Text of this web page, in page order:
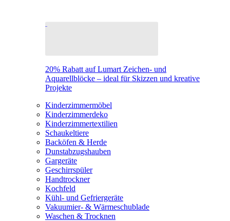
20% Rabatt auf Lumart Zeichen- und
Aquarellblöcke – ideal für Skizzen und kreative
Projekte
Kinderzimmermöbel
Kinderzimmerdeko
Kinderzimmertextilien
Schaukeltiere
Backöfen & Herde
Dunstabzugshauben
Gargeräte
Geschirrspüler
Handtrockner
Kochfeld
Kühl- und Gefriergeräte
Vakuumier- & Wärmeschublade
Waschen & Trocknen